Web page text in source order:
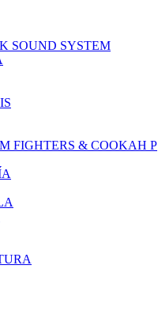
SOUND SYSTEM
FIGHTERS & COOKAH P